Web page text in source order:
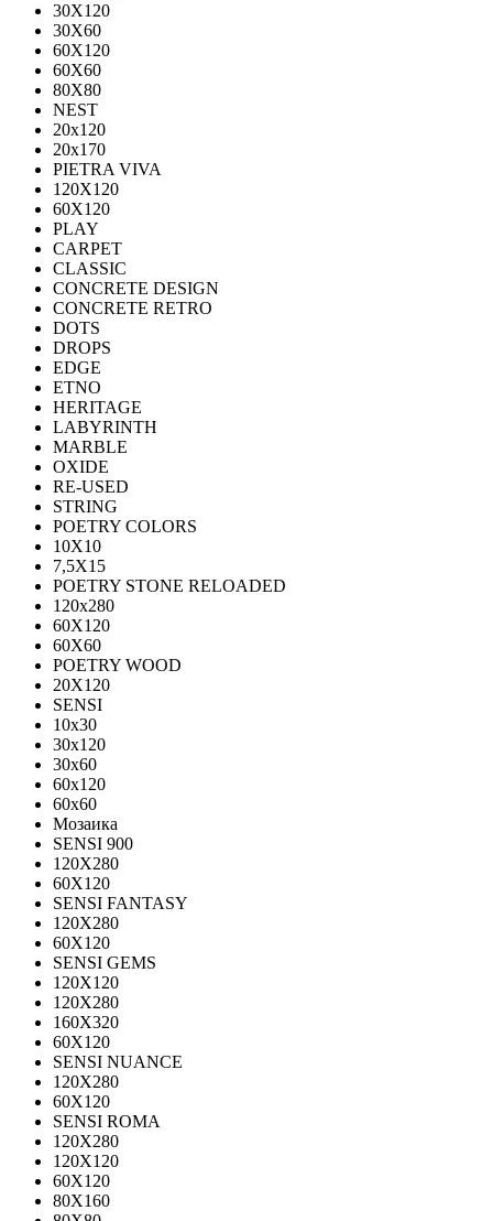
30X120
30X60
60X120
60X60
80Х80
NEST
20x120
20x170
PIETRA VIVA
120X120
60Х120
PLAY
CARPET
CLASSIC
CONCRETE DESIGN
CONCRETE RETRO
DOTS
DROPS
EDGE
ETNO
HERITAGE
LABYRINTH
MARBLE
OXIDE
RE-USED
STRING
POETRY COLORS
10Х10
7,5Х15
POETRY STONE RELOADED
120x280
60Х120
60Х60
POETRY WOOD
20Х120
SENSI
10x30
30x120
30x60
60x120
60x60
Мозаика
SENSI 900
120Х280
60X120
SENSI FANTASY
120Х280
60Х120
SENSI GEMS
120Х120
120Х280
160X320
60X120
SENSI NUANCE
120X280
60X120
SENSI ROMA
120X280
120Х120
60X120
80X160